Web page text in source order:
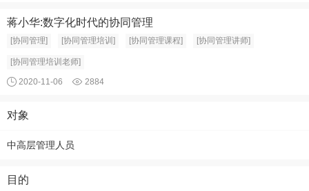
蒋小华:数字化时代的协同管理
[协同管理] [协同管理培训] [协同管理课程] [协同管理讲师]
[协同管理培训老师]
2020-11-06 2884
对象
中高层管理人员
目的